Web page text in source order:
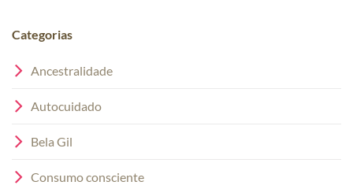
Categorias
Ancestralidade
Autocuidado
Bela Gil
Consumo consciente